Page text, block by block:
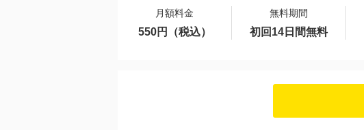
月額料金 無料期間
550円（税込） 初回14日間無料